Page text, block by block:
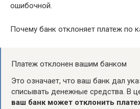
ошибочной.
Почему банк отклоняет платеж по
Платеж отклонен вашим банком
Это означает, что ваш банк дал
списывать денежные средства. В
ваш банк может отклонить